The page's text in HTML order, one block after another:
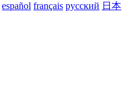
español français русский 日本